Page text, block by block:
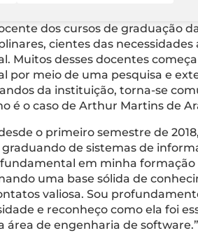
dos cursos de graduação
cientes das
Muitos desses docentes
por meio de uma pesquisa e
da instituição, torna-se
é o caso de Arthur Martins de
o primeiro semestre de
de sistemas de
em minha
uma base sólida de
valiosa. Sou
e reconheço como ela foi
área de engenharia de